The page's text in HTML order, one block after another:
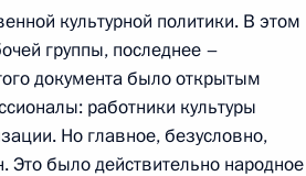
культурной политики. В этом
группы, последнее –
документа было открытым
работники культуры
Но главное, безусловно,
Это было действительно народное